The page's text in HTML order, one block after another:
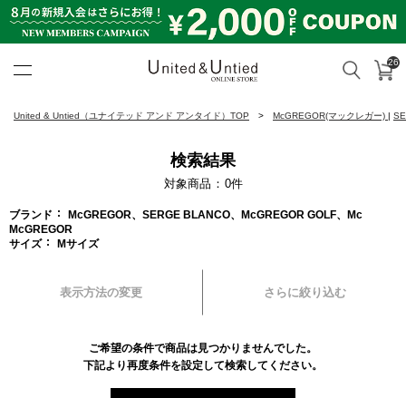
検索 カ
26
United & Untied（ユナイテッド アンド アンタイド）TOP McGREGOR(マックレガー) |
検索結果
対象商品 0件
ブランド
McGREGOR、SERGE BLANCO、McGREGOR GOLF、Mc
McGREGOR
サイズ
Mサイズ
表示方法の変更 さらに絞り込む
ご希望の条件で商品は見つかりませんでした。
下記より再度条件を設定して検索してください。